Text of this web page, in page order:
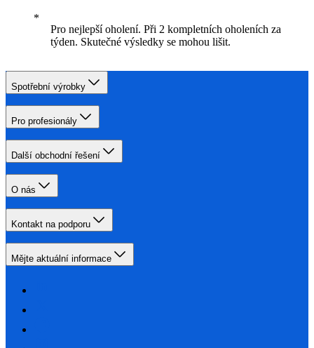
Pro nejlepší oholení. Při 2 kompletních oholeních za
týden. Skutečné výsledky se mohou lišit.
Spotřební výrobky
Pro profesionály
Další obchodní řešení
O nás
Kontakt na podporu
Mějte aktuální informace